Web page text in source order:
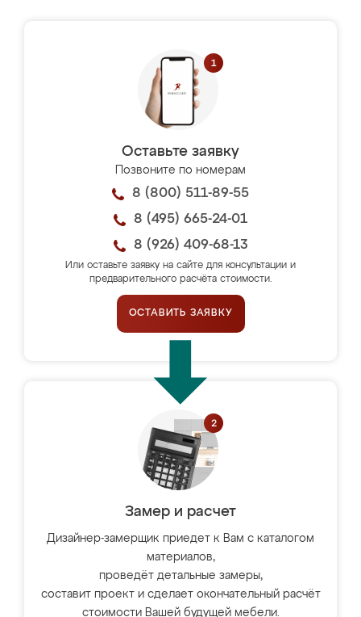
Оставьте заявку
Позвоните по номерам
8 (800) 511-89-55
8 (495) 665-24-01
8 (926) 409-68-13
Или оставьте заявку на сайте для консультации и
предварительного расчёта стоимости.
ОСТАВИТЬ ЗАЯВКУ
Замер и расчет
Дизайнер-замерщик приедет к Вам с каталогом
материалов,
проведёт детальные замеры,
составит проект и сделает окончательный расчёт
стоимости Вашей будущей мебели.